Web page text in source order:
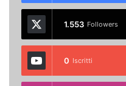
1.553 Followers
0 Iscritti